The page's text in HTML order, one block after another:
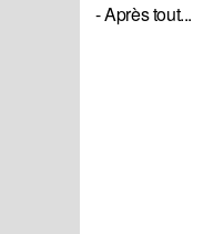
- Après tout...